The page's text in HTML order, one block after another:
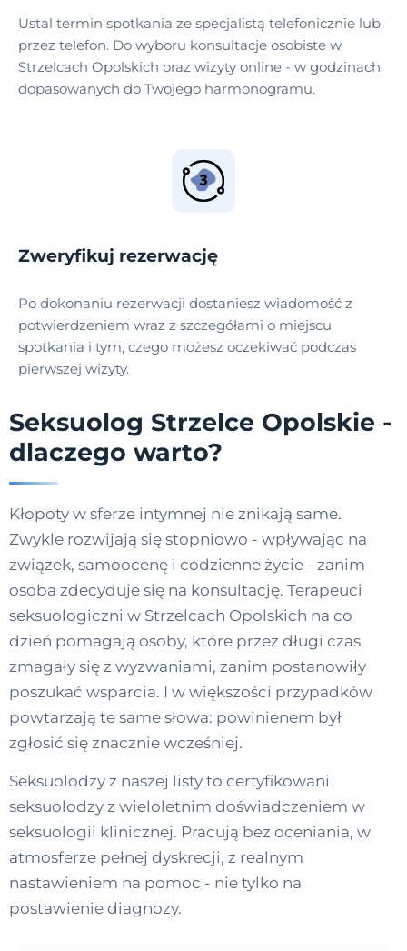
Ustal termin spotkania ze specjalistą telefonicznie lub
przez telefon. Do wyboru konsultacje osobiste w
Strzelcach Opolskich oraz wizyty online - w godzinach
dopasowanych do Twojego harmonogramu.
Zweryfikuj rezerwację
Po dokonaniu rezerwacji dostaniesz wiadomość z
potwierdzeniem wraz z szczegółami o miejscu
spotkania i tym, czego możesz oczekiwać podczas
pierwszej wizyty.
Seksuolog Strzelce Opolskie -
dlaczego warto?
Kłopoty w sferze intymnej nie znikają same.
Zwykle rozwijają się stopniowo - wpływając na
związek, samoocenę i codzienne życie - zanim
osoba zdecyduje się na konsultację. Terapeuci
seksuologiczni w Strzelcach Opolskich na co
dzień pomagają osoby, które przez długi czas
zmagały się z wyzwaniami, zanim postanowiły
poszukać wsparcia. I w większości przypadków
powtarzają te same słowa: powinienem był
zgłosić się znacznie wcześniej.
Seksuolodzy z naszej listy to certyfikowani
seksuolodzy z wieloletnim doświadczeniem w
seksuologii klinicznej. Pracują bez oceniania, w
atmosferze pełnej dyskrecji, z realnym
nastawieniem na pomoc - nie tylko na
postawienie diagnozy.